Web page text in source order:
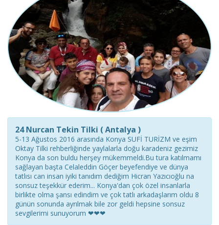
24 Nurcan Tekin Tilki ( Antalya )
5-13 Ağustos 2016 arasında Konya SUFİ TURİZM ve eşim
Oktay Tilki rehberliğinde yaylalarla doğu karadeniz gezimiz
Konya da son buldu herşey mükemmeldi.Bu tura katılmamı
sağlayan başta Celaleddin Göçer beyefendiye ve dünya
tatlısı can insan iyiki tanıdım dediğim Hicran Yazıcıoğlu na
sonsuz teşekkür ederim... Konya'dan çok özel insanlarla
birlikte olma şansı edindim ve çok tatlı arkadaşlarım oldu 8
günün sonunda ayrılmak bile zor geldi hepsine sonsuz
sevgilerimi sunuyorum ❤❤❤